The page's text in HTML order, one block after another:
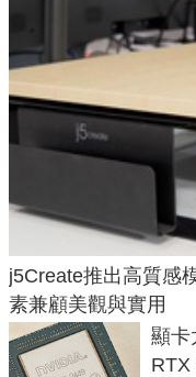
j5Create推出高質感
素兼顧美觀與實用
顯卡
RTX